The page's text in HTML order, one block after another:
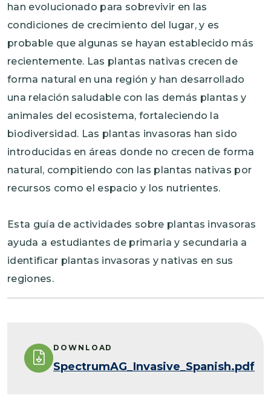
han evolucionado para sobrevivir en las
condiciones de crecimiento del lugar, y es
probable que algunas se hayan establecido más
recientemente. Las plantas nativas crecen de
forma natural en una región y han desarrollado
una relación saludable con las demás plantas y
animales del ecosistema, fortaleciendo la
biodiversidad. Las plantas invasoras han sido
introducidas en áreas donde no crecen de forma
natural, compitiendo con las plantas nativas por
recursos como el espacio y los nutrientes.
Esta guía de actividades sobre plantas invasoras
ayuda a estudiantes de primaria y secundaria a
identificar plantas invasoras y nativas en sus
regiones.
DOWNLOAD
SpectrumAG_Invasive_Spanish.pdf